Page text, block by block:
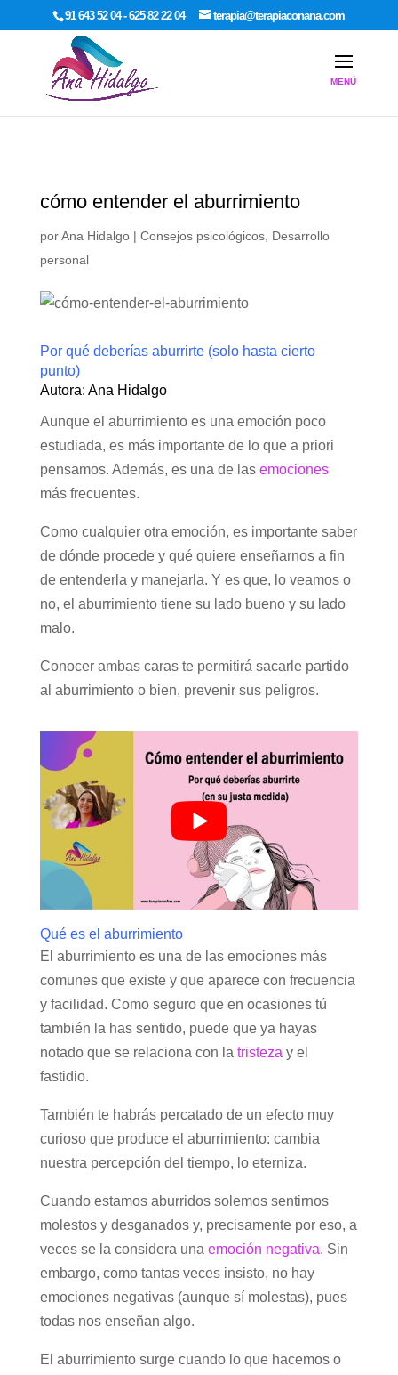
google-site-verification: google7dcda757e565a307.html
91 643 52 04 - 625 82 22 04 terapia@terapiaconana.com
cómo entender el aburrimiento
porAna Hidalgo| Consejos psicológicos, Desarrollo
personal
Por qué deberías aburrirte (solo hasta cierto
punto)
Autora: Ana Hidalgo
Aunque el aburrimiento es una emoción poco
estudiada, es más importante de lo que a priori
pensamos. Además, es una de las emociones
más frecuentes.
Como cualquier otra emoción, es importante saber
de dónde procede y qué quiere enseñarnos a fin
de entenderla y manejarla. Y es que, lo veamos o
no, el aburrimiento tiene su lado bueno y su lado
malo.
Conocer ambas caras te permitirá sacarle partido
al aburrimiento o bien, prevenir sus peligros.
Qué es el aburrimiento
El aburrimiento es una de las emociones más
comunes que existe y que aparece con frecuencia
y facilidad. Como seguro que en ocasiones tú
también la has sentido, puede que ya hayas
notado que se relaciona con la tristeza y el
fastidio.
También te habrás percatado de un efecto muy
curioso que produce el aburrimiento: cambia
nuestra percepción del tiempo, lo eterniza.
Cuando estamos aburridos solemos sentirnos
molestos y desganados y, precisamente por eso, a
veces se la considera una emoción negativa. Sin
embargo, como tantas veces insisto, no hay
emociones negativas (aunque sí molestas), pues
todas nos enseñan algo.
El aburrimiento surge cuando lo que hacemos o